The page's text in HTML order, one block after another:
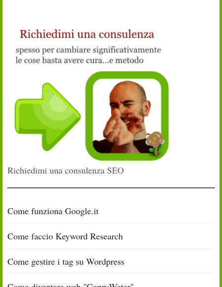
Richiedimi una consulenza SEO
Come funziona Google.it
Come faccio Keyword Research
Come gestire i tag su Wordpress